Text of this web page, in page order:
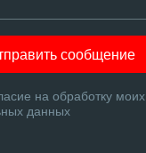
сообщение
на обработку моих
данных